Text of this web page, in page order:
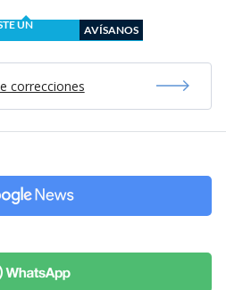
UN
AVÍSANOS
correcciones